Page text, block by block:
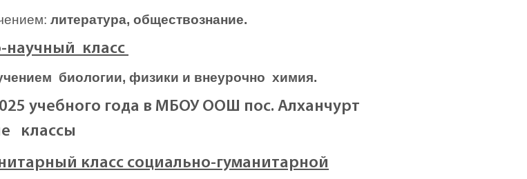
литература, обществознание.
научный класс
биологии, физики и внеурочно химия.
учебного года в МБОУ ООШ пос. Алханчурт
классы
класс социально-гуманитарной